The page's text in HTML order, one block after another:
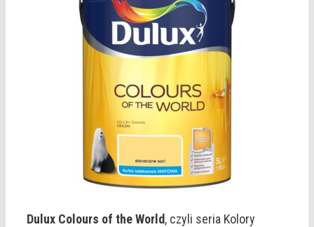
Dulux Colours of the World, czyli seria Kolory